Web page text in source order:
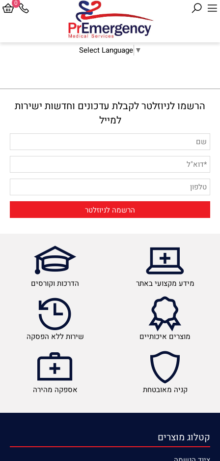
Select Language ▼
0
הרשמו לניוזלטר לקבלת עדכונים וחדשות ישירות
למייל
מידע מקצועי באתר הדרכות וקורסים
מוצרים איכותיים שירות ללא הפסקה
קניה מאובטחת אספקה מהירה
קטלוג מוצרים